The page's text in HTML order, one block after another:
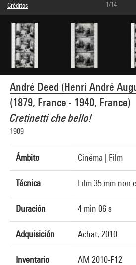
André Deed (Henri André
(1879, France - 1940, France)
Cretinetti che bello!
1909
Ámbito Cinéma Film
Técnica Film 35 mm noir
Duración 4 min 06 s
Adquisición Achat, 2010
Inventario AM 2010-F12
Créditos
Leyenda : Photogrammes
Domaine public
Créditos fotográficos : Centre Pompidou, MNAM-
Referencia de la imagen : 4Y15829
Difusión de la imagen :
GrandPalaisRmnPhoto
1/14